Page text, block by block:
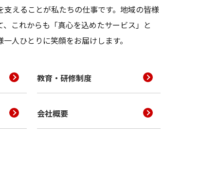
えることが私たちの仕事です。地域の皆様
これからも「真心を込めたサービス」と
人ひとりに笑顔をお届けします。
教育・研修制度
会社概要